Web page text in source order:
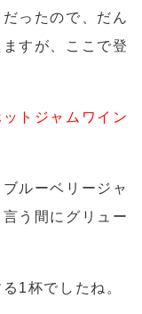
だったので、だん
すが、ここで登
トジャムワイン
ルーベリージャ
う間にグリュー
1杯でしたね。